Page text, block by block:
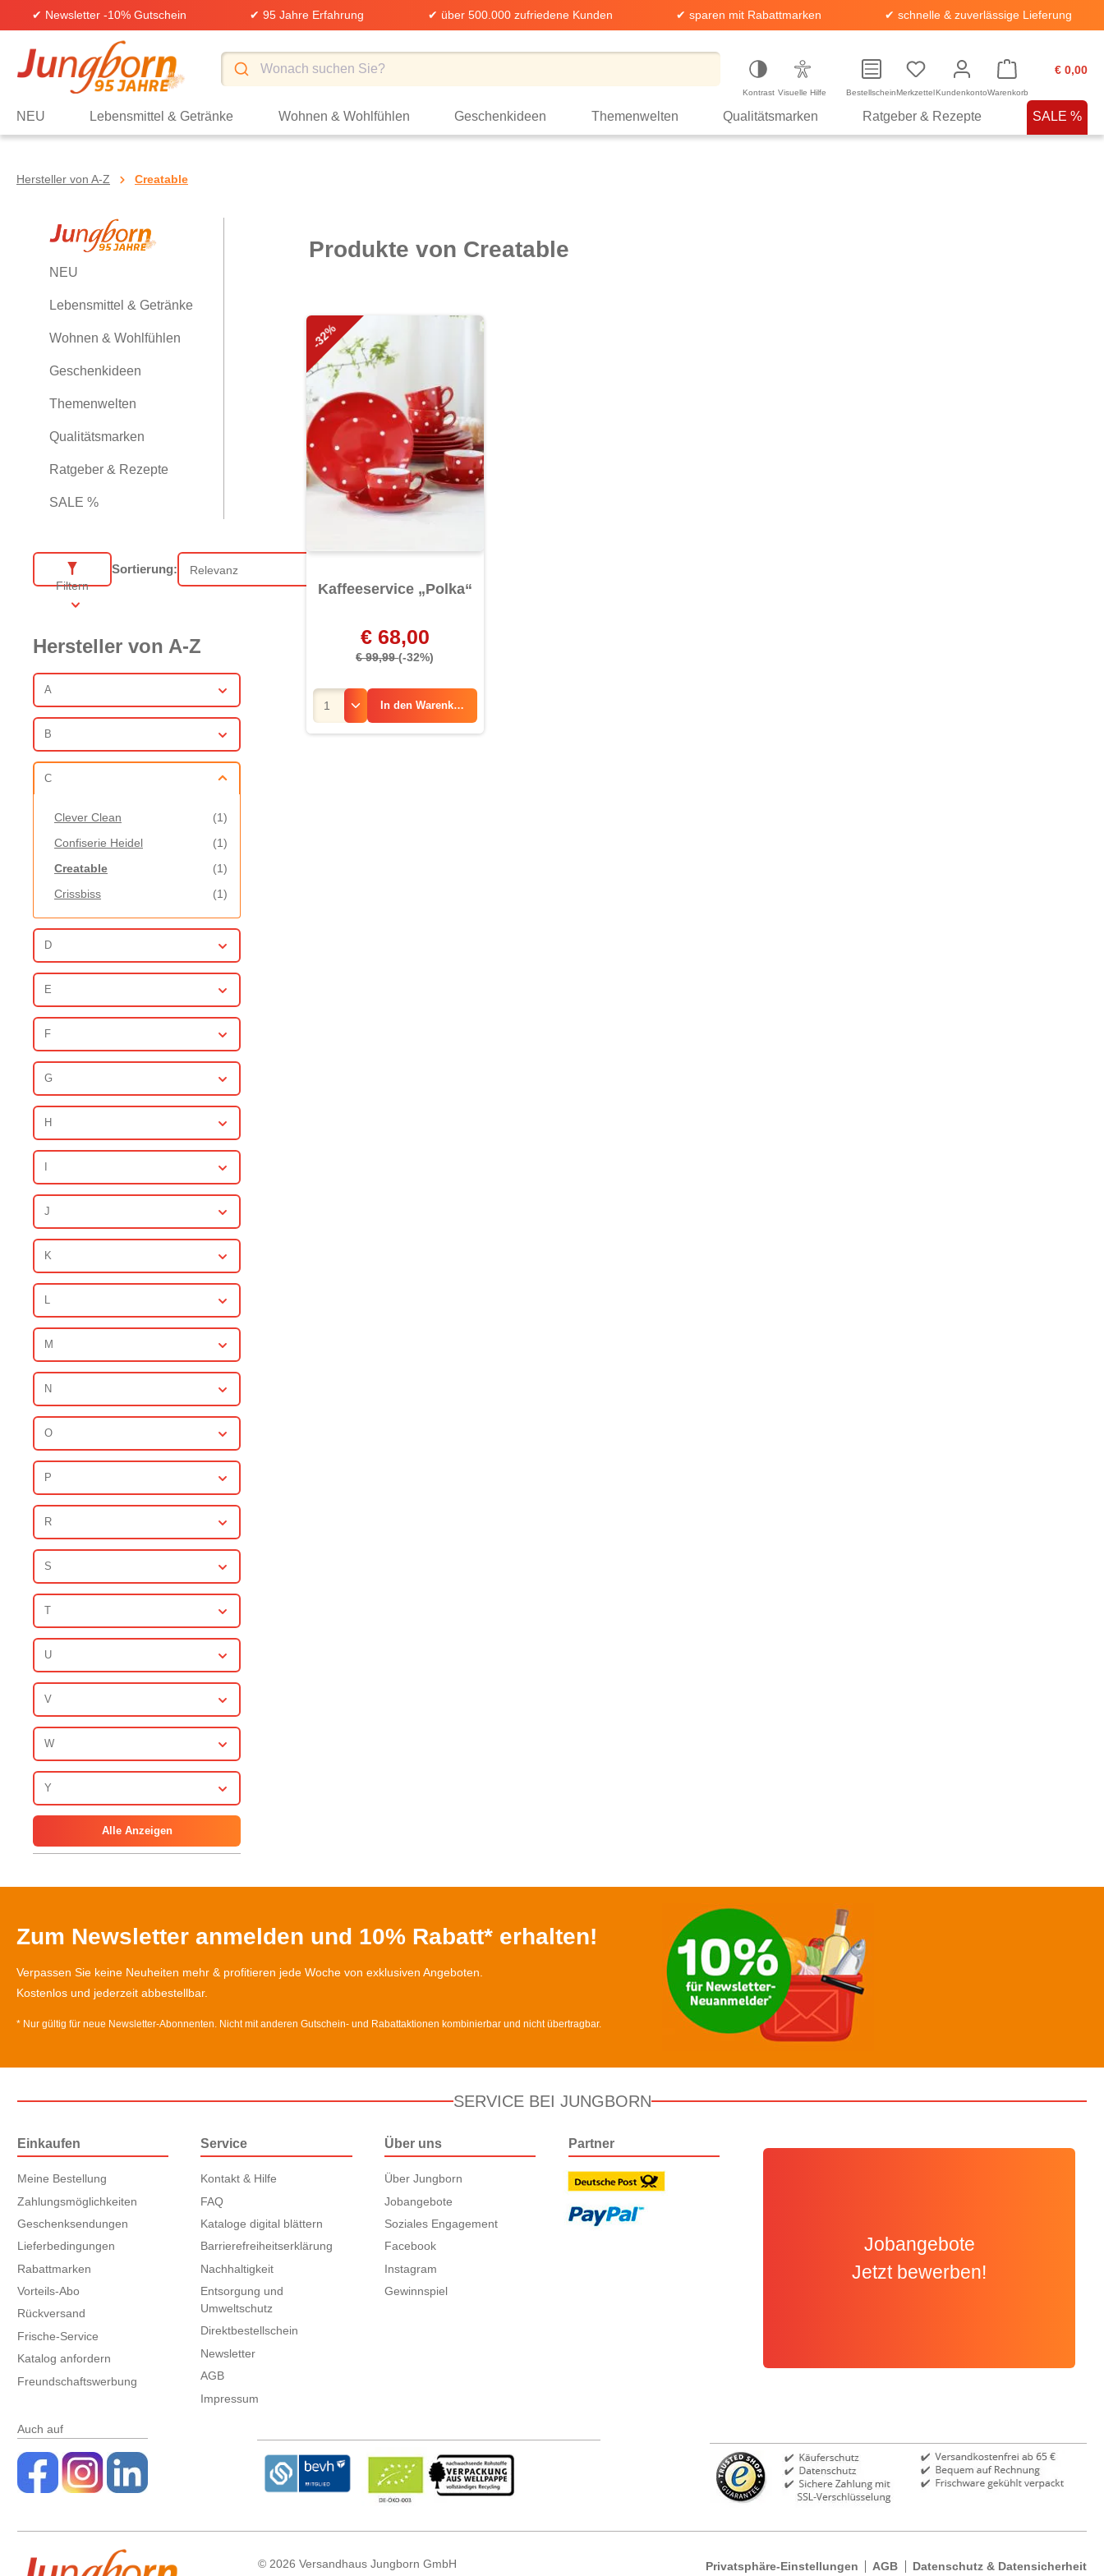
Zur Hauptnavigation springen
✔ Newsletter -10% Gutschein ✔ 95 Jahre Erfahrung ✔ über 500.000 zufriedene Kunden ✔ sparen mit Rabattmarken ✔ schnelle & zuverlässige Lieferung
Kontrast Visuelle Hilfe BestellscheinMerkzettelKundenkonto
€ 0,00
Warenkorb
NEU Lebensmittel & Getränke Wohnen & Wohlfühlen Geschenkideen Themenwelten Qualitätsmarken Ratgeber & Rezepte SALE %
Hersteller von A-Z Creatable
NEU
Lebensmittel & Getränke
Wohnen & Wohlfühlen
Geschenkideen
Themenwelten
Qualitätsmarken
Ratgeber & Rezepte
SALE %
Filtern
Sortierung:
Sortierung
Hersteller von A-Z
A
B
C
(1)
Clever Clean
(1)
Confiserie Heidel
(1)
Creatable
(1)
Crissbiss
D
E
F
G
H
J
K
L
M
N
O
P
R
S
T
U
V
W
Y
Alle Anzeigen
Produkte von Creatable
-32%
Kaffeeservice „Polka“
€ 68,00
€ 99,99(-32%)
In den Warenkorb
Zum Newsletter anmelden und 10% Rabatt* erhalten!
Verpassen Sie keine Neuheiten mehr & profitieren jede Woche von exklusiven Angeboten.
Kostenlos und jederzeit abbestellbar.
* Nur gültig für neue Newsletter-Abonnenten. Nicht mit anderen Gutschein- und Rabattaktionen kombinierbar und nicht übertragbar.
SERVICE BEI JUNGBORN
Einkaufen
Meine Bestellung
Zahlungsmöglichkeiten
Geschenksendungen
Lieferbedingungen
Rabattmarken
Vorteils-Abo
Rückversand
Frische-Service
Katalog anfordern
Freundschaftswerbung
Service
Kontakt & Hilfe
FAQ
Kataloge digital blättern
Barrierefreiheitserklärung
Nachhaltigkeit
Entsorgung und
Umweltschutz
Direktbestellschein
Newsletter
AGB
Impressum
Über uns
Über Jungborn
Jobangebote
Soziales Engagement
Facebook
Instagram
Gewinnspiel
Partner
Jobangebote
Jetzt bewerben!
Auch auf
©2026 Versandhaus Jungborn GmbH
Privatsphäre-Einstellungen AGB Datenschutz & Datensicherheit